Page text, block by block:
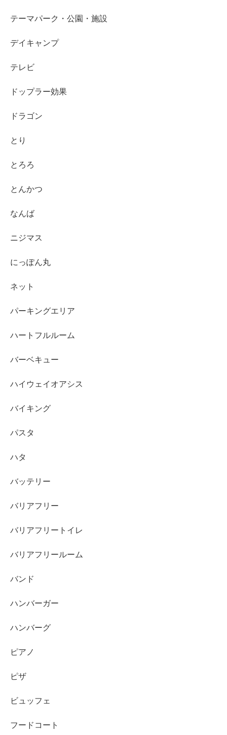
テーマパーク・公園・施設
デイキャンプ
テレビ
ドップラー効果
ドラゴン
とり
とろろ
とんかつ
なんば
ニジマス
にっぽん丸
ネット
パーキングエリア
ハートフルルーム
バーベキュー
ハイウェイオアシス
バイキング
パスタ
ハタ
バッテリー
バリアフリー
バリアフリートイレ
バリアフリールーム
バンド
ハンバーガー
ハンバーグ
ピアノ
ピザ
ビュッフェ
フードコート